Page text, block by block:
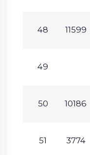
48 11599
49
50 10186
51 3774